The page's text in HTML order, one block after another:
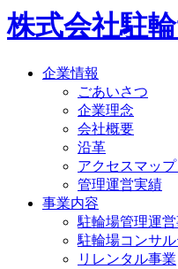
株式会社駐
企業情報
ごあいさつ
企業理念
会社概要
沿革
アクセスマッ
管理運営実績
事業内容
駐輪場管理運
駐輪場コンサ
リレンタル事業